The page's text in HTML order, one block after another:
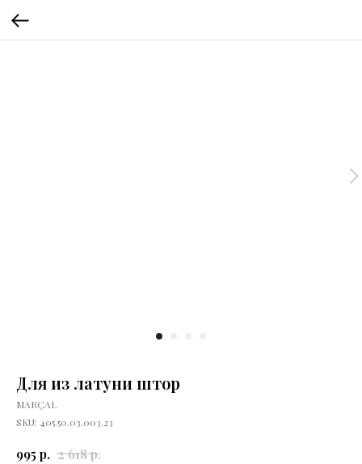
Для из латуни штор
MARÇAL
SKU: 405.50.03.003.23
995 р. 2 618р.